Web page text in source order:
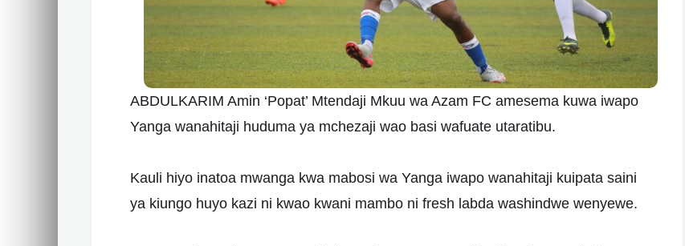
ABDULKARIM Amin ‘Popat’ Mtendaji Mkuu wa Azam FC amesema kuwa iwapo
Yanga wanahitaji huduma ya mchezaji wao basi wafuate utaratibu.
Kauli hiyo inatoa mwanga kwa mabosi wa Yanga iwapo wanahitaji kuipata saini
ya kiungo huyo kazi ni kwao kwani mambo ni fresh labda washindwe wenyewe.